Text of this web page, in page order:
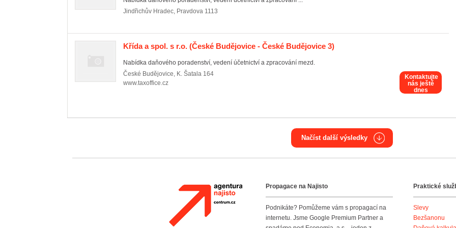
Jindřichův Hradec, Pravdova 1113
Křída a spol. s r.o. (České Budějovice - České Budějovice 3)
Nabídka daňového poradenství, vedení účetnictví a zpracování mezd.
České Budějovice, K. Šatala 164
www.taxoffice.cz
Kontaktujte
nás ještě
dnes
Načíst další výsledky
Agentura NajistoPropagace na Najisto
Podnikáte? Pomůžeme vám s propagací na
internetu. Jsme Google Premium Partner a
Praktické
Slevy
Bezšanonu